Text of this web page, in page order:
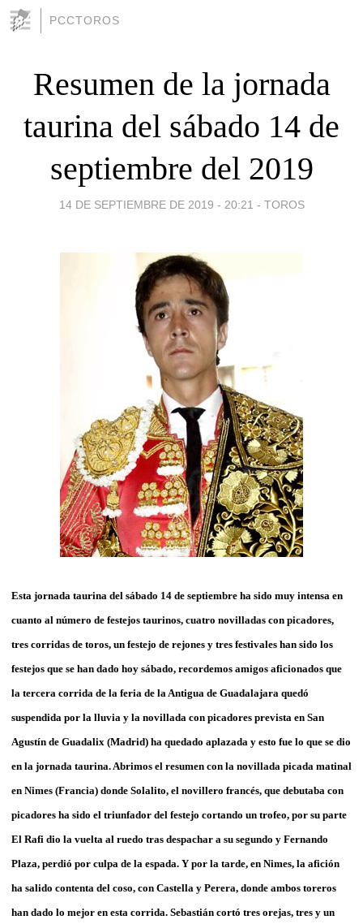
PCCTOROS
Resumen de la jornada
taurina del sábado 14 de
septiembre del 2019
14 DE SEPTIEMBRE DE 2019 - 20:21 - TOROS
Esta jornada taurina del sábado 14 de septiembre ha sido muy intensa en
cuanto al número de festejos taurinos, cuatro novilladas con picadores,
tres corridas de toros, un festejo de rejones y tres festivales han sido los
festejos que se han dado hoy sábado, recordemos amigos aficionados que
la tercera corrida de la feria de la Antigua de Guadalajara quedó
suspendida por la lluvia y la novillada con picadores prevista en San
Agustín de Guadalix (Madrid) ha quedado aplazada y esto fue lo que se dio
en la jornada taurina. Abrimos el resumen con la novillada picada matinal
en Nimes (Francia) donde Solalito, el novillero francés, que debutaba con
picadores ha sido el triunfador del festejo cortando un trofeo, por su parte
El Rafi dio la vuelta al ruedo tras despachar a su segundo y Fernando
Plaza, perdió por culpa de la espada. Y por la tarde, en Nimes, la afición
ha salido contenta del coso, con Castella y Perera, donde ambos toreros
han dado lo mejor en esta corrida. Sebastián cortó tres orejas, tres y un